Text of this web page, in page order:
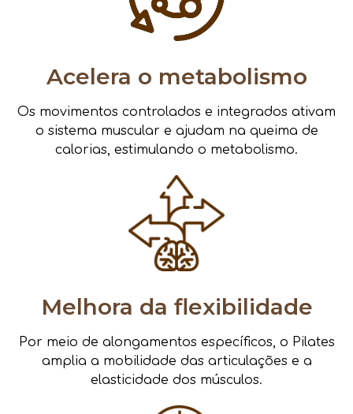
Acelera o metabolismo
Os movimentos controlados e integrados ativam
o sistema muscular e ajudam na queima de
calorias, estimulando o metabolismo.
Melhora da flexibilidade
Por meio de alongamentos específicos, o Pilates
amplia a mobilidade das articulações e a
elasticidade dos músculos.